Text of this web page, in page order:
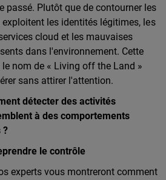
passé. Plutôt que de contourner les
les identités légitimes, les
cloud et les mauvaises
dans l'environnement. Cette
nom de « Living off the Land »
sans attirer l'attention.
détecter des activités
à des comportements
?
le contrôle
experts vous montreront comment